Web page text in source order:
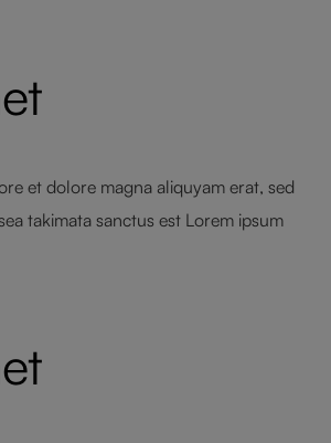
et dolore magna aliquyam erat, sed
takimata sanctus est Lorem ipsum